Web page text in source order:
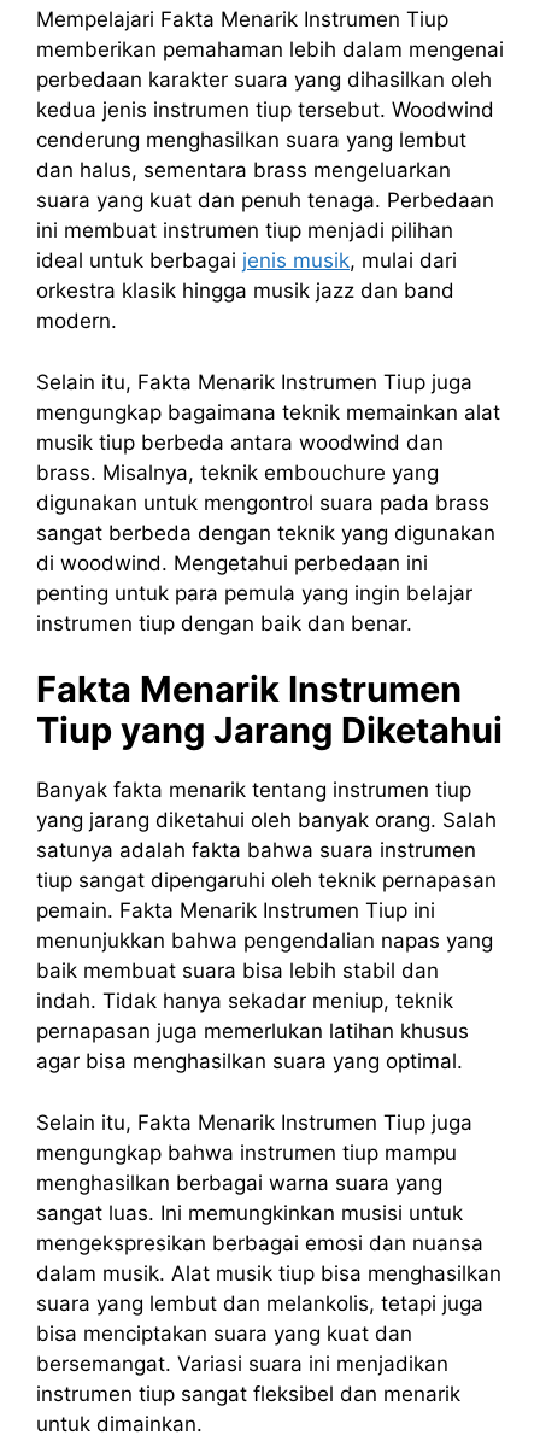
Mempelajari Fakta Menarik Instrumen Tiup
memberikan pemahaman lebih dalam mengenai
perbedaan karakter suara yang dihasilkan oleh
kedua jenis instrumen tiup tersebut. Woodwind
cenderung menghasilkan suara yang lembut
dan halus, sementara brass mengeluarkan
suara yang kuat dan penuh tenaga. Perbedaan
ini membuat instrumen tiup menjadi pilihan
ideal untuk berbagai jenis musik, mulai dari
orkestra klasik hingga musik jazz dan band
modern.
Selain itu, Fakta Menarik Instrumen Tiup juga
mengungkap bagaimana teknik memainkan alat
musik tiup berbeda antara woodwind dan
brass. Misalnya, teknik embouchure yang
digunakan untuk mengontrol suara pada brass
sangat berbeda dengan teknik yang digunakan
di woodwind. Mengetahui perbedaan ini
penting untuk para pemula yang ingin belajar
instrumen tiup dengan baik dan benar.
Fakta Menarik Instrumen
Tiup yang Jarang Diketahui
Banyak fakta menarik tentang instrumen tiup
yang jarang diketahui oleh banyak orang. Salah
satunya adalah fakta bahwa suara instrumen
tiup sangat dipengaruhi oleh teknik pernapasan
pemain. Fakta Menarik Instrumen Tiup ini
menunjukkan bahwa pengendalian napas yang
baik membuat suara bisa lebih stabil dan
indah. Tidak hanya sekadar meniup, teknik
pernapasan juga memerlukan latihan khusus
agar bisa menghasilkan suara yang optimal.
Selain itu, Fakta Menarik Instrumen Tiup juga
mengungkap bahwa instrumen tiup mampu
menghasilkan berbagai warna suara yang
sangat luas. Ini memungkinkan musisi untuk
mengekspresikan berbagai emosi dan nuansa
dalam musik. Alat musik tiup bisa menghasilkan
suara yang lembut dan melankolis, tetapi juga
bisa menciptakan suara yang kuat dan
bersemangat. Variasi suara ini menjadikan
instrumen tiup sangat fleksibel dan menarik
untuk dimainkan.